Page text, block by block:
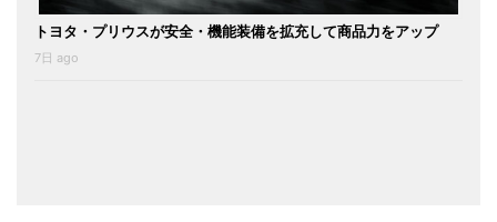
トヨタ・プリウスが安全・機能装備を拡充して商品力をアップ
7日 ago